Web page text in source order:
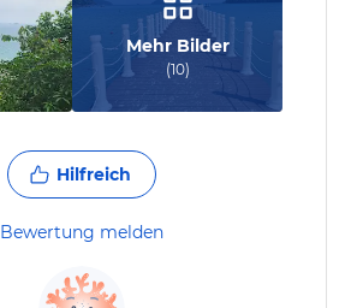
Mehr Bilder
(10)
Hilfreich
Bewertung melden